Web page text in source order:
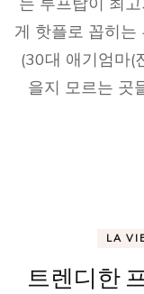
게 핫플로 꼽히는
(30대 애기엄마(
을지 모르는 곳
LA
트렌디한